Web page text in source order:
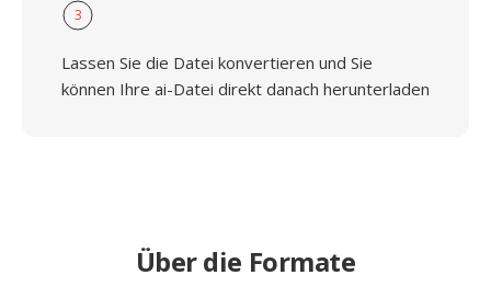
3
Lassen Sie die Datei konvertieren und Sie
können Ihre ai-Datei direkt danach herunterladen
Über die Formate